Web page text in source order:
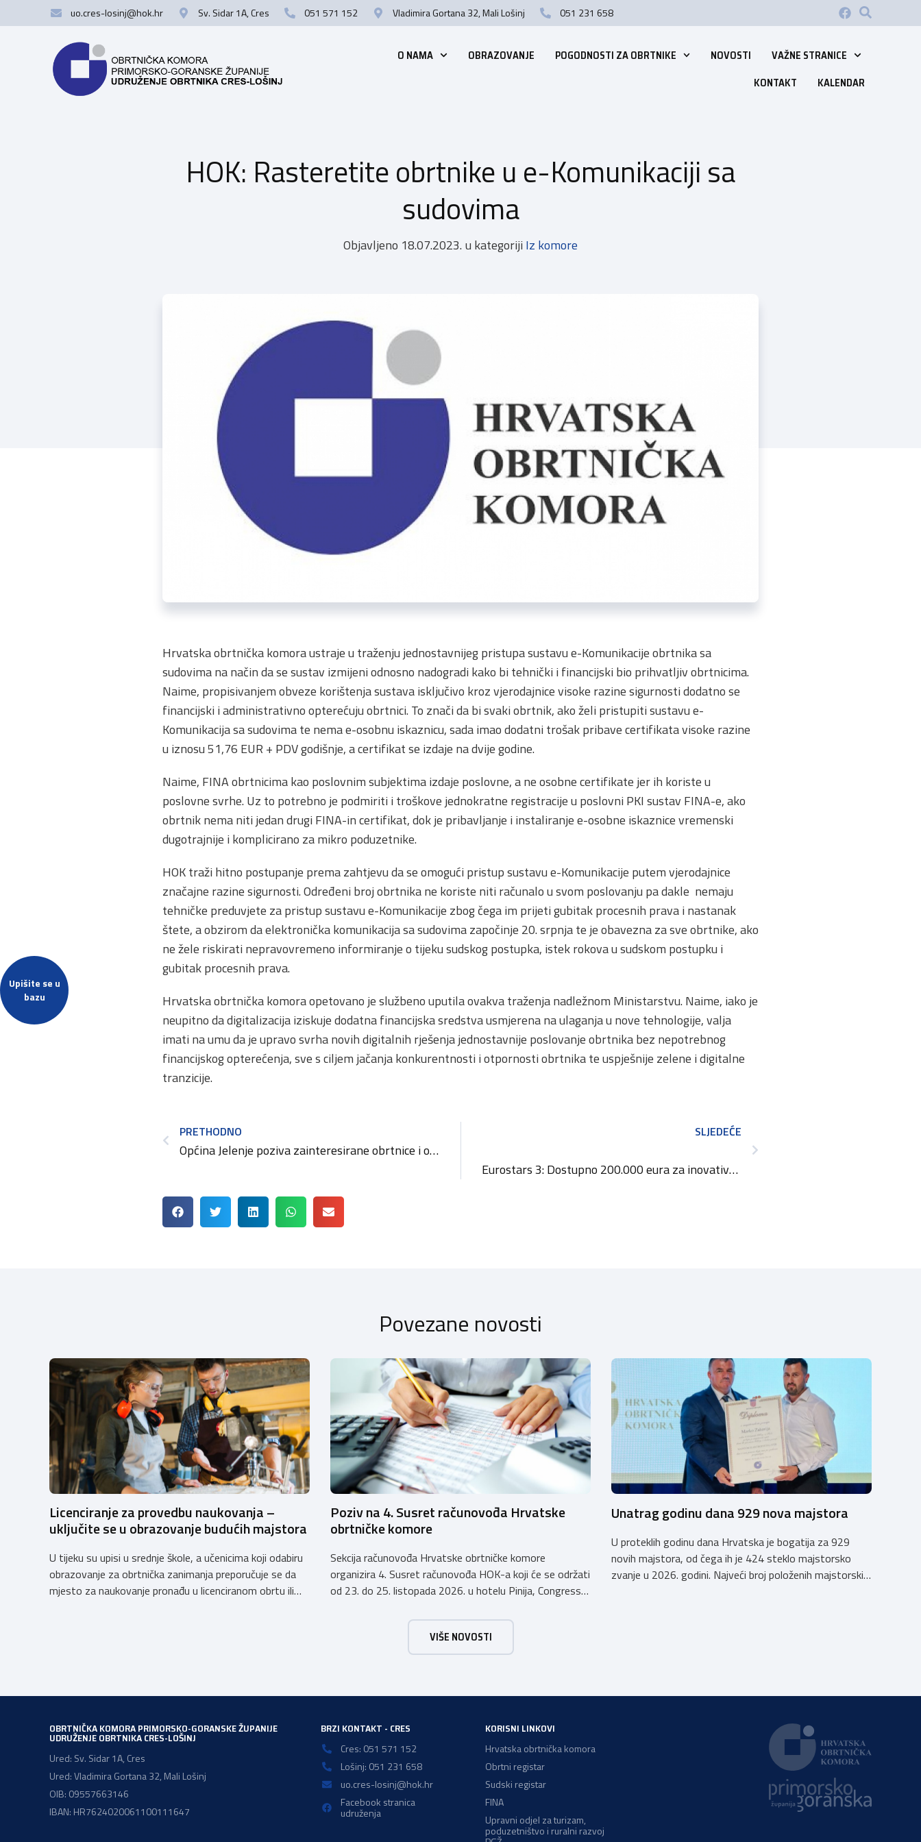
Upišite se u
bazu
uo.cres-losinj@hok.hr Sv. Sidar 1A, Cres 051 571 152 Vladimira Gortana 32, Mali Lošinj 051 231 658
O NAMA OBRAZOVANJE POGODNOSTI ZA OBRTNIKE NOVOSTI
VAŽNE STRANICE
KONTAKT
KALENDAR
HOK: Rasteretite obrtnike u e-Komunikaciji sa
sudovima
Objavljeno 18.07.2023. u kategoriji Iz komore
Hrvatska obrtnička komora ustraje u traženju jednostavnijeg pristupa sustavu e-Komunikacije obrtnika sa
sudovima na način da se sustav izmijeni odnosno nadogradi kako bi tehnički i financijski bio prihvatljiv obrtnicima.
Naime, propisivanjem obveze korištenja sustava isključivo kroz vjerodajnice visoke razine sigurnosti dodatno se
financijski i administrativno opterećuju obrtnici. To znači da bi svaki obrtnik, ako želi pristupiti sustavu e-
Komunikacija sa sudovima te nema e-osobnu iskaznicu, sada imao dodatni trošak pribave certifikata visoke razine
u iznosu 51,76 EUR + PDV godišnje, a certifikat se izdaje na dvije godine.
Naime, FINA obrtnicima kao poslovnim subjektima izdaje poslovne, a ne osobne certifikate jer ih koriste u
poslovne svrhe. Uz to potrebno je podmiriti i troškove jednokratne registracije u poslovni PKI sustav FINA-e, ako
obrtnik nema niti jedan drugi FINA-in certifikat, dok je pribavljanje i instaliranje e-osobne iskaznice vremenski
dugotrajnije i komplicirano za mikro poduzetnike.
HOK traži hitno postupanje prema zahtjevu da se omogući pristup sustavu e-Komunikacije putem vjerodajnice
značajne razine sigurnosti. Određeni broj obrtnika ne koriste niti računalo u svom poslovanju pa dakle nemaju
tehničke preduvjete za pristup sustavu e-Komunikacije zbog čega im prijeti gubitak procesnih prava i nastanak
štete, a obzirom da elektronička komunikacija sa sudovima započinje 20. srpnja te je obavezna za sve obrtnike, ako
ne žele riskirati nepravovremeno informiranje o tijeku sudskog postupka, istek rokova u sudskom postupku i
gubitak procesnih prava.
Hrvatska obrtnička komora opetovano je službeno uputila ovakva traženja nadležnom Ministarstvu. Naime, iako je
neupitno da digitalizacija iziskuje dodatna financijska sredstva usmjerena na ulaganja u nove tehnologije, valja
imati na umu da je upravo svrha novih digitalnih rješenja jednostavnije poslovanje obrtnika bez nepotrebnog
financijskog opterećenja, sve s ciljem jačanja konkurentnosti i otpornosti obrtnika te uspješnije zelene i digitalne
tranzicije.
PRETHODNO
Općina Jelenje poziva zainteresirane obrtnice i obrtnike na iskaz interesa za zakup poslovnog prostora
SLJEDEĆE
Eurostars 3: Dostupno 200.000 eura za inovativne projekte međunarodne suradnje
Povezane novosti
Licenciranje za provedbu naukovanja –
uključite se u obrazovanje budućih majstora
U tijeku su upisi u srednje škole, a učenicima koji odabiru
obrazovanje za obrtnička zanimanja preporučuje se da
mjesto za naukovanje pronađu u licenciranom obrtu ili
Poziv na 4. Susret računovođa Hrvatske
obrtničke komore
Sekcija računovođa Hrvatske obrtničke komore
organizira 4. Susret računovođa HOK-a koji će se održati
od 23. do 25. listopada 2026. u hotelu Pinija, Congress
otvoren u petak, 23. listopada 2026. u
poslijepodnevnim, uz uvodno predavanje i pozdrav
domaćina. Tijekom subote, 24. listopada, održavat će se
Unatrag godinu dana 929 nova majstora
U proteklih godinu dana Hrvatska je bogatija za 929
novih majstora, od čega ih je 424 steklo majstorsko
zvanje u 2026. godini. Najveći broj položenih majstorskih
VIŠE NOVOSTI
OBRTNIČKA KOMORA PRIMORSKO-GORANSKE ŽUPANIJE
UDRUŽENJE OBRTNIKA CRES-LOŠINJ
Ured: Sv. Sidar 1A, Cres
Ured: Vladimira Gortana 32, Mali Lošinj
OIB: 09557663146
IBAN: HR7624020061100111647
BRZI KONTAKT - CRES
Cres: 051 571 152
Lošinj: 051 231 658
uo.cres-losinj@hok.hr
Facebook stranica
udruženja
KORISNI LINKOVI
Hrvatska obrtnička komora
Obrtni registar
Sudski registar
FINA
Upravni odjel za turizam,
poduzetništvo i ruralni razvoj